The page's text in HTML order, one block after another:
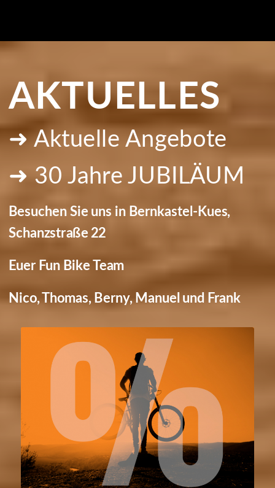
AKTUELLES
➜ Aktuelle Angebote
➜ 30 Jahre JUBILÄUM
Besuchen Sie uns in Bernkastel-Kues,
Schanzstraße 22
Euer Fun Bike Team
Nico, Thomas, Berny, Manuel und Frank